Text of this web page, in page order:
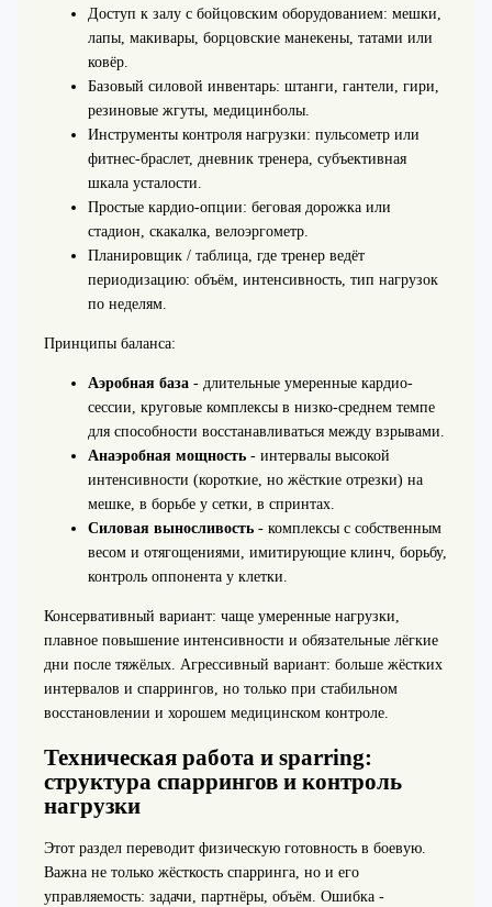
Доступ к залу с бойцовским оборудованием: мешки,
лапы, макивары, борцовские манекены, татами или
ковёр.
Базовый силовой инвентарь: штанги, гантели, гири,
резиновые жгуты, медицинболы.
Инструменты контроля нагрузки: пульсометр или
фитнес‑браслет, дневник тренера, субъективная
шкала усталости.
Простые кардио-опции: беговая дорожка или
стадион, скакалка, велоэргометр.
Планировщик / таблица, где тренер ведёт
периодизацию: объём, интенсивность, тип нагрузок
по неделям.
Принципы баланса:
Аэробная база- длительные умеренные кардио-
сессии, круговые комплексы в низко-среднем темпе
для способности восстанавливаться между взрывами.
Анаэробная мощность- интервалы высокой
интенсивности (короткие, но жёсткие отрезки) на
мешке, в борьбе у сетки, в спринтах.
Силовая выносливость- комплексы с собственным
весом и отягощениями, имитирующие клинч, борьбу,
контроль оппонента у клетки.
Консервативный вариант: чаще умеренные нагрузки,
плавное повышение интенсивности и обязательные лёгкие
дни после тяжёлых. Агрессивный вариант: больше жёстких
интервалов и спаррингов, но только при стабильном
восстановлении и хорошем медицинском контроле.
Техническая работа и sparring:
структура спаррингов и контроль
нагрузки
Этот раздел переводит физическую готовность в боевую.
Важна не только жёсткость спарринга, но и его
управляемость: задачи, партнёры, объём. Ошибка -